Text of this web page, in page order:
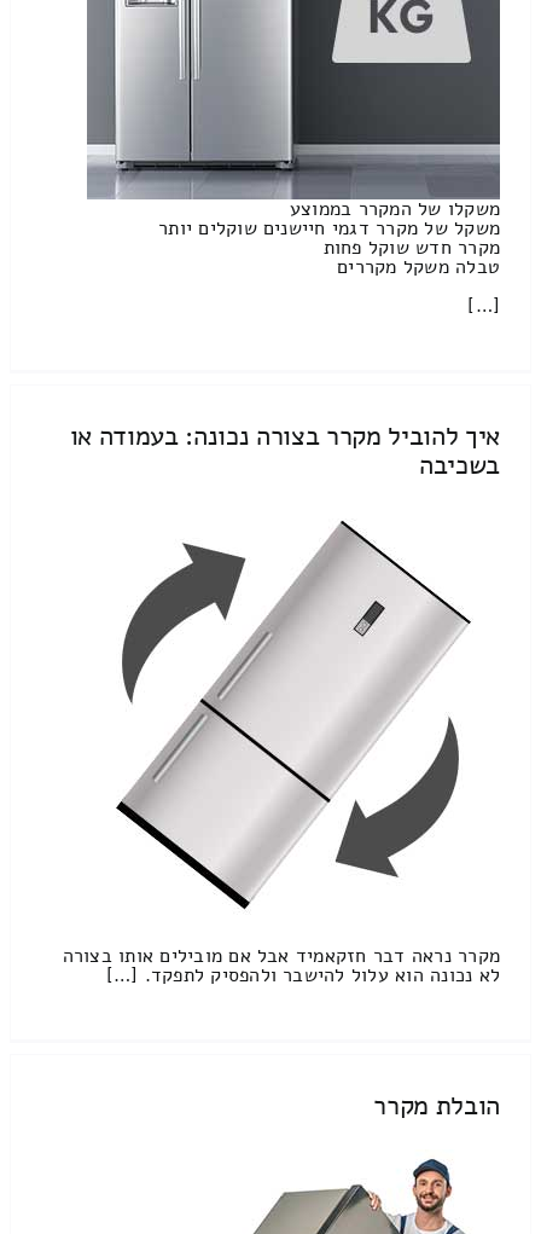
משקלו של המקרר בממוצע
משקל של מקרר דגמי חיישנים שוקלים יותר
מקרר חדש שוקל פחות
טבלה משקל מקררים
[…]
איך להוביל מקרר בצורה נכונה: בעמודה או
בשכיבה
מקרר נראה דבר חזקאמיד אבל אם מובילים אותו בצורה
לא נכונה הוא עלול להישבר ולהפסיק לתפקד. […]
הובלת מקרר